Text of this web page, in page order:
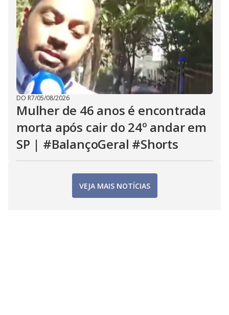
DO R7/05/08/2026
Mulher de 46 anos é encontrada
morta após cair do 24º andar em
SP | #BalançoGeral #Shorts
VEJA MAIS NOTÍCIAS